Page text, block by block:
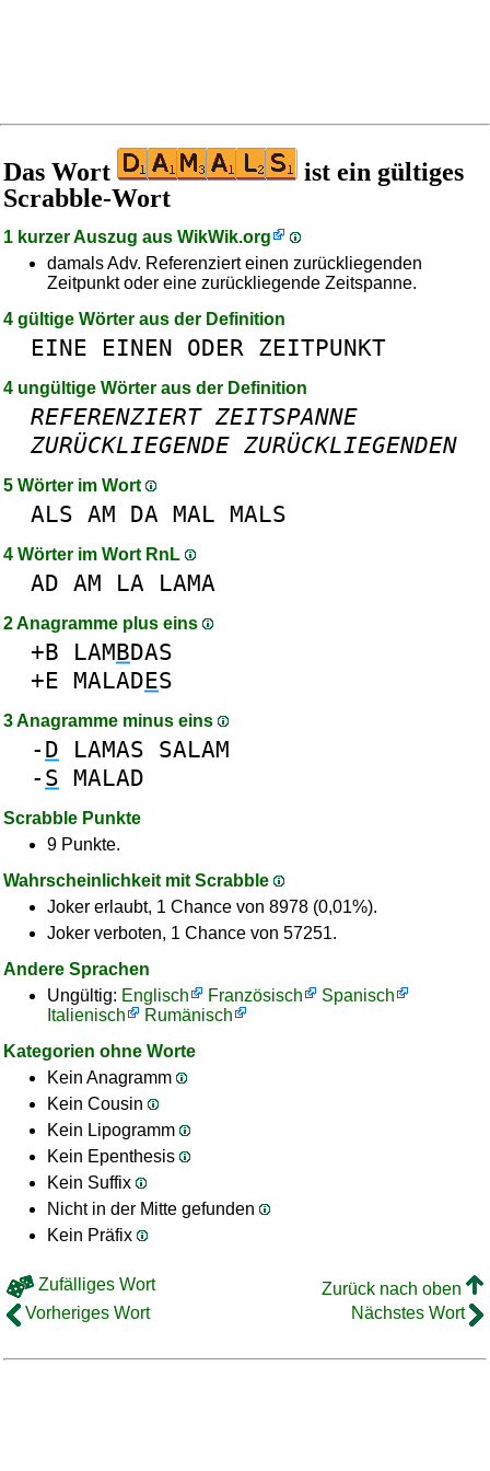
Das Wort
ist ein gültiges
Scrabble-Wort
1 kurzer Auszug aus WikWik.org
damals Adv. Referenziert einen zurückliegenden
Zeitpunkt oder eine zurückliegende Zeitspanne.
4 gültige Wörter aus der Definition
EINE EINEN ODER ZEITPUNKT
4 ungültige Wörter aus der Definition
REFERENZIERT ZEITSPANNE
ZURÜCKLIEGENDE ZURÜCKLIEGENDEN
5 Wörter im Wort
ALS AM DA MAL MALS
4 Wörter im Wort RnL
AD AM LA LAMA
2 Anagramme plus eins
+B LAMBDAS
+E MALADES
3 Anagramme minus eins
- D LAMAS SALAM
- S MALAD
Scrabble Punkte
9 Punkte.
Wahrscheinlichkeit mit Scrabble
Joker erlaubt, 1 Chance von 8978 (0,01%).
Joker verboten, 1 Chance von 57251.
Andere Sprachen
Ungültig: Englisch Französisch
Spanisch
Italienisch
Rumänisch
Kategorien ohne Worte
Kein Anagramm
Kein Cousin
Kein Lipogramm
Kein Epenthesis
Kein Suffix
Nicht in der Mitte gefunden
Kein Präfix
Zufälliges Wort
Zurück nach oben
Vorheriges Wort
Nächstes Wort